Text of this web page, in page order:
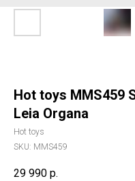
Hot toys MMS459
Leia Organa
Hot toys
SKU: MMS459
29 990 р.